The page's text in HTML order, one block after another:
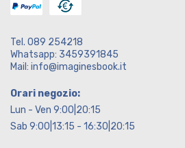
Tel. 089 254218
Whatsapp: 3459391845
Mail: info@imaginesbook.it
Orari negozio:
Lun - Ven 9:00|20:15
Sab 9:00|13:15 - 16:30|20:15